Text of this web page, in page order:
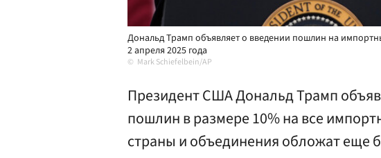
Дональд Трамп объявляет о введении пошлин на
2 апреля 2025 года
Mark Schiefelbein/AP
Президент США Дональд Трамп
пошлин в размере 10% на все
страны и объединения обложат еще